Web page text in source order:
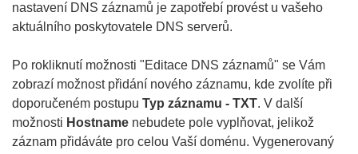
nastavení DNS záznamů je zapotřebí provést u vašeho
aktuálního poskytovatele DNS serverů.
Po rokliknutí možnosti "Editace DNS záznamů" se Vám
zobrazí možnost přidání nového záznamu, kde zvolíte při
doporučeném postupu Typ záznamu - TXT. V další
možnosti Hostname nebudete pole vyplňovat, jelikož
záznam přidáváte pro celou Vaší doménu. Vygenerovaný